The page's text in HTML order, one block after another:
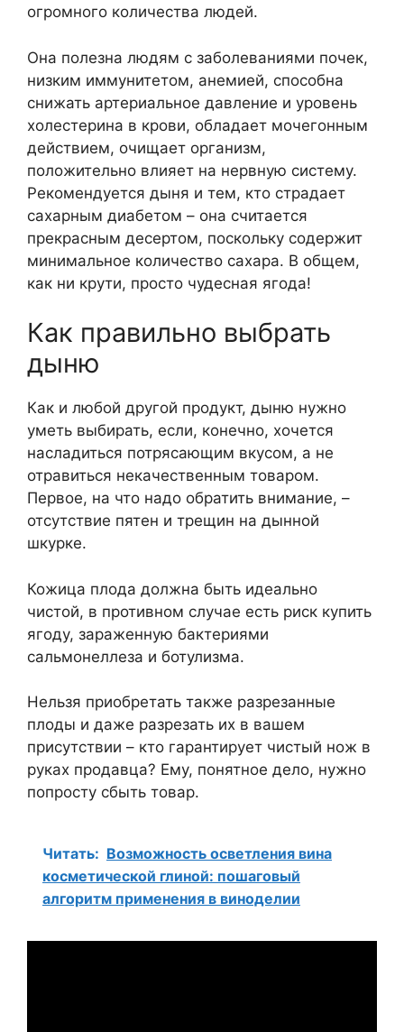
огромного количества людей.
Она полезна людям с заболеваниями почек,
низким иммунитетом, анемией, способна
снижать артериальное давление и уровень
холестерина в крови, обладает мочегонным
действием, очищает организм,
положительно влияет на нервную систему.
Рекомендуется дыня и тем, кто страдает
сахарным диабетом – она считается
прекрасным десертом, поскольку содержит
минимальное количество сахара. В общем,
как ни крути, просто чудесная ягода!
Как правильно выбрать
дыню
Как и любой другой продукт, дыню нужно
уметь выбирать, если, конечно, хочется
насладиться потрясающим вкусом, а не
отравиться некачественным товаром.
Первое, на что надо обратить внимание, –
отсутствие пятен и трещин на дынной
шкурке.
Кожица плода должна быть идеально
чистой, в противном случае есть риск купить
ягоду, зараженную бактериями
сальмонеллеза и ботулизма.
Нельзя приобретать также разрезанные
плоды и даже разрезать их в вашем
присутствии – кто гарантирует чистый нож в
руках продавца? Ему, понятное дело, нужно
попросту сбыть товар.
Читать: Возможность осветления вина
косметической глиной: пошаговый
алгоритм применения в виноделии